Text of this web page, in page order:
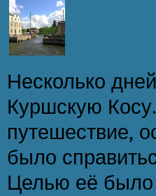
Несколько
Куршскую
путешествие,
было
Целью её было